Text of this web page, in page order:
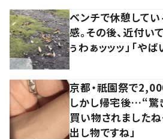
ベンチで休憩して
感。その後、近付い
ぅわぁッッッ」「や
京都・祇園祭で
しかし帰宅後…“驚
買い物されましたね
出し物ですね」